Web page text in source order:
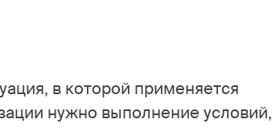
в которой применяется
нужно выполнение условий,